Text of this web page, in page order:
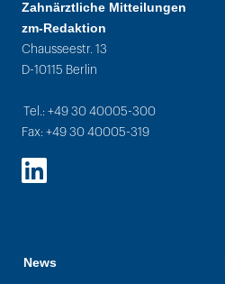
Zahnärztliche Mitteilungen
zm-Redaktion
Chausseestr. 13
D-10115 Berlin
Tel.: +49 30 40005-300
Fax: +49 30 40005-319
LinkedIn
News